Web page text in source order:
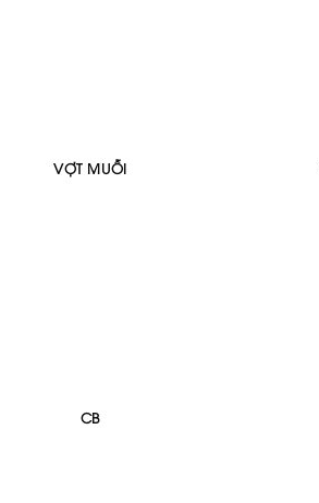
VỢT MUỖI
CB